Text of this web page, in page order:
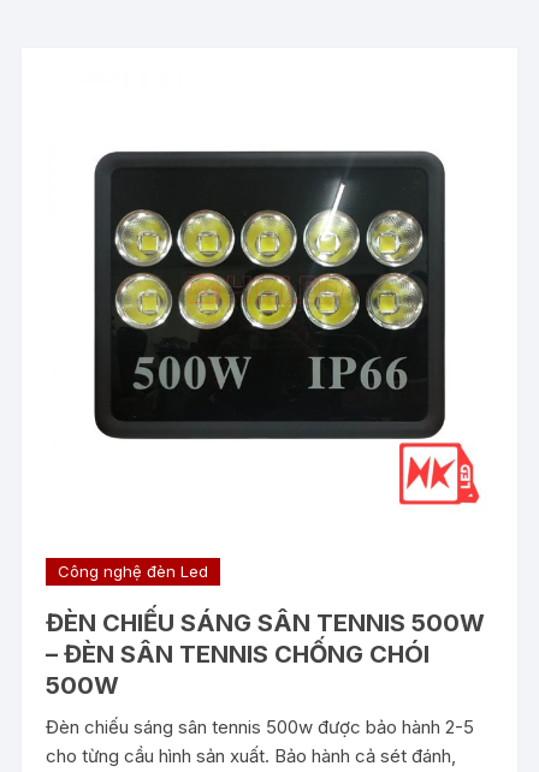
Công nghệ đèn Led
ĐÈN CHIẾU SÁNG SÂN TENNIS 500W
– ĐÈN SÂN TENNIS CHỐNG CHÓI
500W
Đèn chiếu sáng sân tennis 500w được bảo hành 2-5
cho từng cầu hình sản xuất. Bảo hành cả sét đánh,